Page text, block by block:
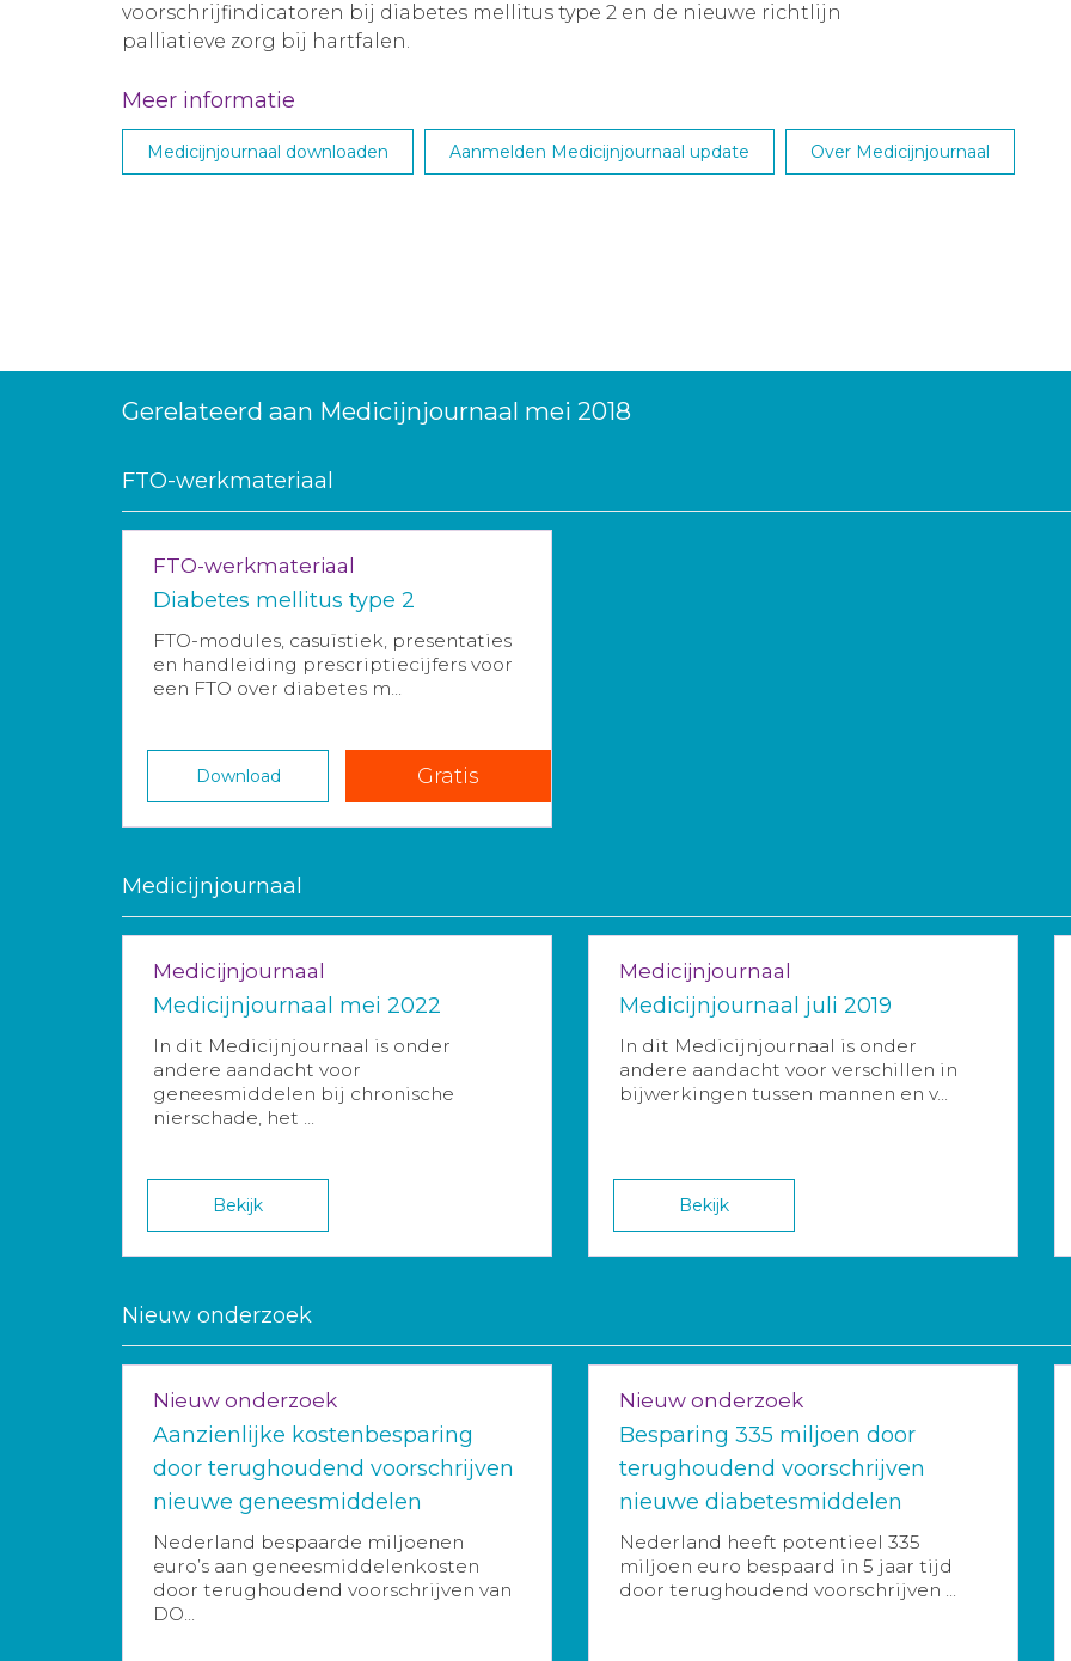
voorschrijfindicatoren bij diabetes mellitus type 2 en de nieuwe richtlijn
palliatieve zorg bij hartfalen.
Meer informatie
Medicijnjournaal downloaden Aanmelden Medicijnjournaal update Over Medicijnjournaal
Gerelateerd aan Medicijnjournaal mei 2018
FTO-werkmateriaal
FTO-werkmateriaal
Diabetes mellitus type 2
FTO-modules, casuïstiek, presentaties
en handleiding prescriptiecijfers voor
een FTO over diabetes m...
Download Gratis
Medicijnjournaal
Medicijnjournaal
Medicijnjournaal mei 2022
In dit Medicijnjournaal is onder
andere aandacht voor
geneesmiddelen bij chronische
nierschade, het ...
Bekijk
Medicijnjournaal
Medicijnjournaal juli 2019
In dit Medicijnjournaal is onder
andere aandacht voor verschillen in
bijwerkingen tussen mannen en v...
Bekijk
Nieuw onderzoek
Nieuw onderzoek
Aanzienlijke kostenbesparing
door terughoudend voorschrijven
nieuwe geneesmiddelen
Nederland bespaarde miljoenen
euro’s aan geneesmiddelenkosten
door terughoudend voorschrijven van
DO...
Nieuw onderzoek
Besparing 335 miljoen door
terughoudend voorschrijven
nieuwe diabetesmiddelen
Nederland heeft potentieel 335
miljoen euro bespaard in 5 jaar tijd
door terughoudend voorschrijven ...